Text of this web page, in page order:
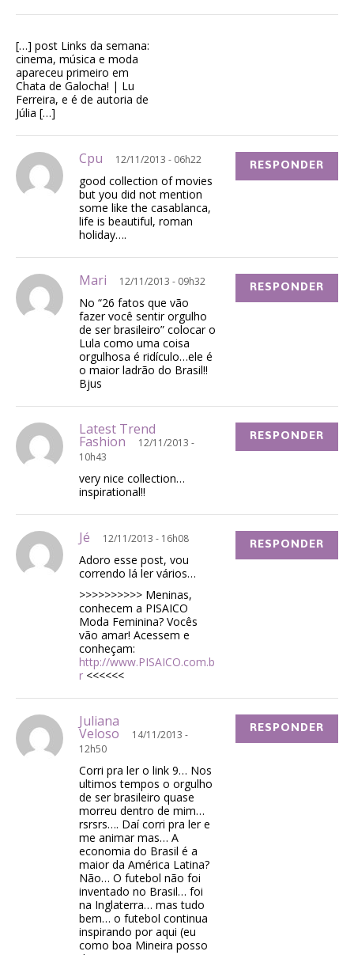
[…] post Links da semana:
cinema, música e moda
apareceu primeiro em
Chata de Galocha! | Lu
Ferreira, e é de autoria de
Júlia […]
Cpu 12/11/2013 - 06h22
good collection of movies
but you did not mention
some like the casablanca,
life is beautiful, roman
holiday….
RESPONDER
Mari 12/11/2013 - 09h32
No “26 fatos que vão
fazer você sentir orgulho
de ser brasileiro” colocar o
Lula como uma coisa
orgulhosa é ridículo…ele é
o maior ladrão do Brasil!!
Bjus
RESPONDER
Latest Trend
Fashion
12/11/2013 -
10h43
very nice collection…
inspirational!!
RESPONDER
Jé 12/11/2013 - 16h08
Adoro esse post, vou
correndo lá ler vários…
>>>>>>>>>> Meninas,
conhecem a PISAICO
Moda Feminina? Vocês
vão amar! Acessem e
conheçam:
http://www.PISAICO.com.b
r <<<<<<
RESPONDER
Juliana
Veloso
14/11/2013 -
12h50
Corri pra ler o link 9… Nos
ultimos tempos o orgulho
de ser brasileiro quase
morreu dentro de mim…
rsrsrs…. Daí corri pra ler e
me animar mas… A
economia do Brasil é a
maior da América Latina?
Não… O futebol não foi
inventado no Brasil… foi
na Inglaterra… mas tudo
bem… o futebol continua
inspirando por aqui (eu
como boa Mineira posso
RESPONDER